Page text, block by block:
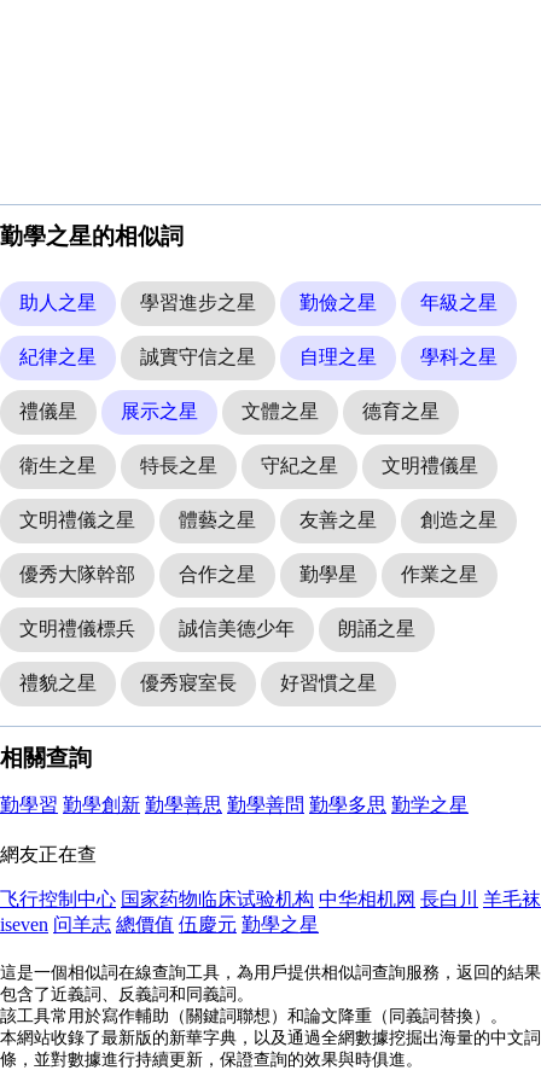
勤學之星的相似詞
助人之星 學習進步之星 勤儉之星 年級之星
紀律之星 誠實守信之星 自理之星 學科之星
禮儀星 展示之星 文體之星 德育之星
衛生之星 特長之星 守紀之星 文明禮儀星
文明禮儀之星 體藝之星 友善之星 創造之星
優秀大隊幹部 合作之星 勤學星 作業之星
文明禮儀標兵 誠信美德少年 朗誦之星
禮貌之星 優秀寢室長 好習慣之星
相關查詢
勤學習 勤學創新 勤學善思 勤學善問 勤學多思 勤学之星
網友正在查
飞行控制中心 国家药物临床试验机构 中华相机网 長白川
羊毛袜
iseven 问羊志 總價值 伍慶元 勤學之星
這是一個相似詞在線查詢工具，為用戶提供相似詞查詢服務，返回的結果
包含了近義詞、反義詞和同義詞。
該工具常用於寫作輔助（關鍵詞聯想）和論文降重（同義詞替換）。
本網站收錄了最新版的新華字典，以及通過全網數據挖掘出海量的中文詞
條，並對數據進行持續更新，保證查詢的效果與時俱進。